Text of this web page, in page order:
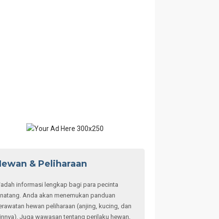
& Peliharaan
informasi lengkap bagi para pecinta
Anda akan menemukan panduan
hewan peliharaan (anjing, kucing, dan
Juga wawasan tentang perilaku hewan,